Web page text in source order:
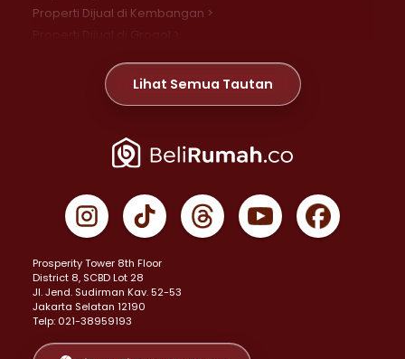
Properti Dijual di Kembangan >
Properti Dijual di Meruya >
Properti Dijual di Jelambar >
Properti Dijual di Jakarta Pusat >
Properti Dijual di Gambir >
Properti Dijual di Johar Baru >
Properti Dijual di Menteng >
Properti Dijual di Senen >
Properti Dijual di Tanah Abang >
Properti Dijual di Cikini >
Properti Dijual di Kramat >
Lihat Semua Tautan
Prosperity Tower 8th Floor
District 8, SCBD Lot 28
JI. Jend. Sudirman Kav. 52-53
Jakarta Selatan 12190
Telp: 021-38959193